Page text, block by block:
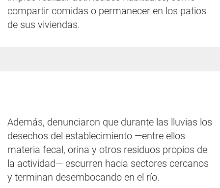
compartir comidas o permanecer en los patios
de sus viviendas.
Además, denunciaron que durante las lluvias los
desechos del establecimiento —entre ellos
materia fecal, orina y otros residuos propios de
la actividad— escurren hacia sectores cercanos
y terminan desembocando en el río.